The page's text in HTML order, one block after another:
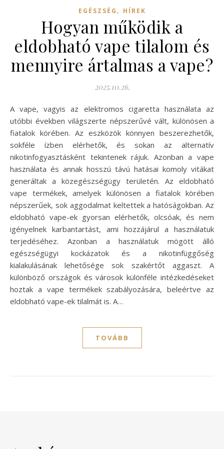
EGÉSZSÉG , HÍREK
Hogyan működik a
eldobható vape tilalom és
mennyire ártalmas a vape?
2025.10.26.
A vape, vagyis az elektromos cigaretta használata az
utóbbi években világszerte népszerűvé vált, különösen a
fiatalok körében. Az eszközök könnyen beszerezhetők,
sokféle ízben elérhetők, és sokan az alternatív
nikotinfogyasztásként tekintenek rájuk. Azonban a vape
használata és annak hosszú távú hatásai komoly vitákat
generáltak a közegészségügy területén. Az eldobható
vape termékek, amelyek különösen a fiatalok körében
népszerűek, sok aggodalmat keltettek a hatóságokban. Az
eldobható vape-ek gyorsan elérhetők, olcsóak, és nem
igényelnek karbantartást, ami hozzájárul a használatuk
terjedéséhez. Azonban a használatuk mögött álló
egészségügyi kockázatok és a nikotinfüggőség
kialakulásának lehetősége sok szakértőt aggaszt. A
különböző országok és városok különféle intézkedéseket
hoztak a vape termékek szabályozására, beleértve az
eldobható vape-ek tilalmát is. A…
TOVÁBB